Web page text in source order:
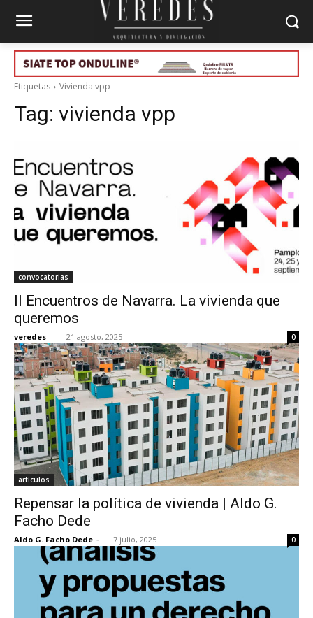
Etiquetas Vivienda vpp
Tag: vivienda vpp
convocatorias
II Encuentros de Navarra. La vivienda que
queremos
veredes - 21 agosto, 2025 0
artículos
Repensar la política de vivienda | Aldo G.
Facho Dede
Aldo G. Facho Dede - 7 julio, 2025 0